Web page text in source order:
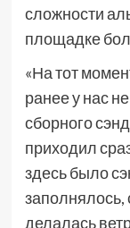
сложности
площадке
«На тот
ранее у нас
сборного
приходил
здесь было
делалась